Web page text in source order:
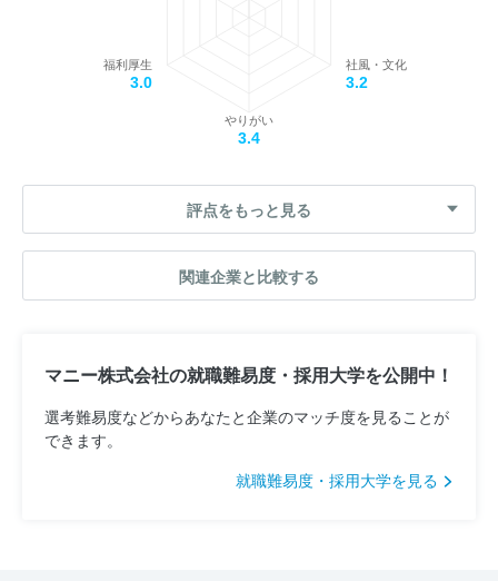
社風・文化
3.2
やりがい
3.4
福利厚生
3.0
評点をもっと見る
関連企業と比較する
マニー株式会社の就職難易度・採用大学を公開中！
選考難易度などからあなたと企業のマッチ度を見ることが
できます。
就職難易度・採用大学を見る